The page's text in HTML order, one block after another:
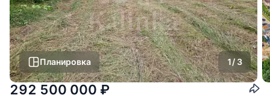
Планировка 1/ 3
292 500 000 ₽